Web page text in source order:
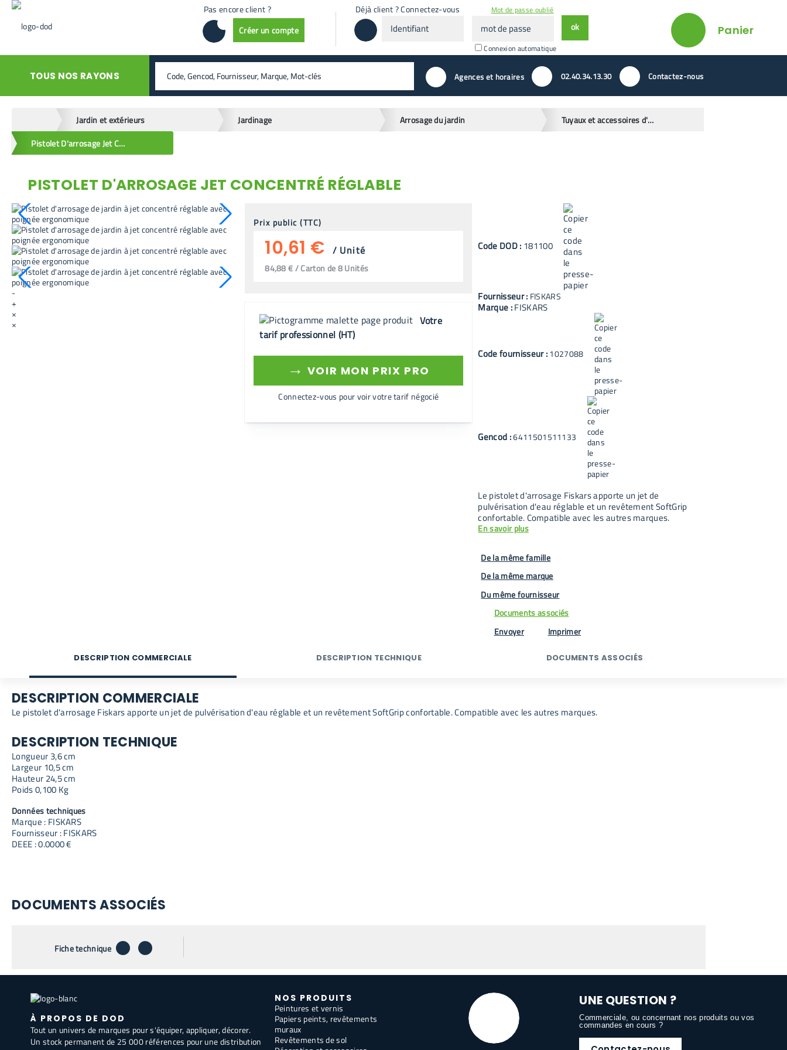
Pas encore client ?
Créer un compte
Déjà client ? Connectez-vous
passeConnexion automatique
Mot de passe oublié
ok Panier
TOUS NOS RAYONS rechercher valider Agences et horaires 02.40.34.13.30 Contactez-nous
Jardin et extérieurs Jardinage Arrosage du jardin
Tuyaux et accessoires d'arrosage
Pistolet D'arrosage Jet Concentré Réglable
retour en arrière
PISTOLET D'ARROSAGE JET CONCENTRÉ RÉGLABLE
-
+
×
×
Prix public (TTC)
10,61 € / Unité
84,88 € / Carton de 8 Unités
Votre
tarif professionnel (HT)
→ VOIR MON PRIX PRO
Connectez-vous pour voir votre tarif négocié
Code DOD: 181100
Fournisseur : FISKARS
Marque :FISKARS
Code fournisseur :1027088
Gencod :6411501511133
Le pistolet d'arrosage Fiskars apporte un jet de
pulvérisation d'eau réglable et un revêtement SoftGrip
confortable. Compatible avec les autres marques.
En savoir plus
De la même famille
De la même marque
Du même fournisseur
Documents associés
Envoyer
Imprimer
DESCRIPTION COMMERCIALE DESCRIPTION TECHNIQUE DOCUMENTS ASSOCIÉS
DESCRIPTION COMMERCIALE
Le pistolet d'arrosage Fiskars apporte un jet de pulvérisation d'eau réglable et un revêtement SoftGrip confortable. Compatible avec les autres marques.
DESCRIPTION TECHNIQUE
Longueur 3,6 cm
Largeur 10,5 cm
Hauteur 24,5 cm
Poids 0,100 Kg
Données techniques
Marque : FISKARS
Fournisseur : FISKARS
DEEE : 0.0000 €
DOCUMENTS ASSOCIÉS
Fiche technique téléchargerenvoyer par email
À PROPOS DE DOD
Tout un univers de marques pour s'équiper, appliquer, décorer.
Un stock permanent de 25 000 références pour une distribution
NOS PRODUITS
Peintures et vernis
Papiers peints, revêtements
muraux
Revêtements de sol
UNE QUESTION ?
Commerciale, ou concernant nos produits ou vos
commandes en cours ?